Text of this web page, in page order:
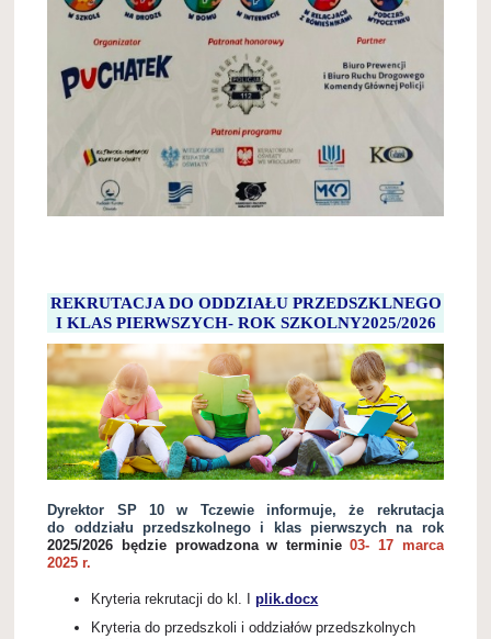
REKRUTACJA DO ODDZIAŁU PRZEDSZKLNEGO
I KLAS PIERWSZYCH- ROK SZKOLNY2025/2026
Dyrektor SP 10 w Tczewie informuje, że rekrutacja
do oddziału przedszkolnego i klas pierwszych na rok
2025/2026 będzie prowadzona w terminie 03- 17 marca
2025 r.
Kryteria rekrutacji do kl. Iplik.docx
Kryteria do przedszkoli i oddziałów przedszkolnych